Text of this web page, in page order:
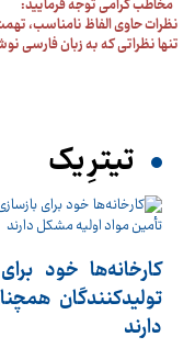
مخاطب گرامی توجه فرمایید:
نظرات حاوی الفاظ نامناسب،
تنها نظراتی که به زبان فارسی
تیترِ یک
کارخانه‌ها خود
تولیدکنندگان
دارند